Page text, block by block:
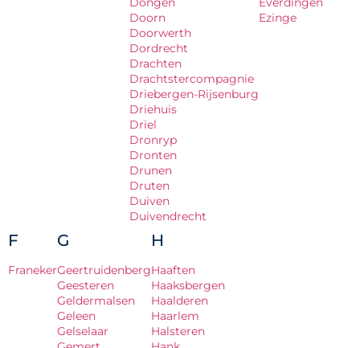
Doorn
Doorwerth
Dordrecht
Drachten
Drachtstercompagnie
Driebergen-Rijsenburg
Driehuis
Driel
Dronryp
Dronten
Drunen
Druten
Duiven
Duivendrecht
Ezinge
F
Franeker
G
Geertruidenberg
Geesteren
Geldermalsen
Geleen
Gelselaar
H
Haaften
Haaksbergen
Haalderen
Haarlem
Halsteren